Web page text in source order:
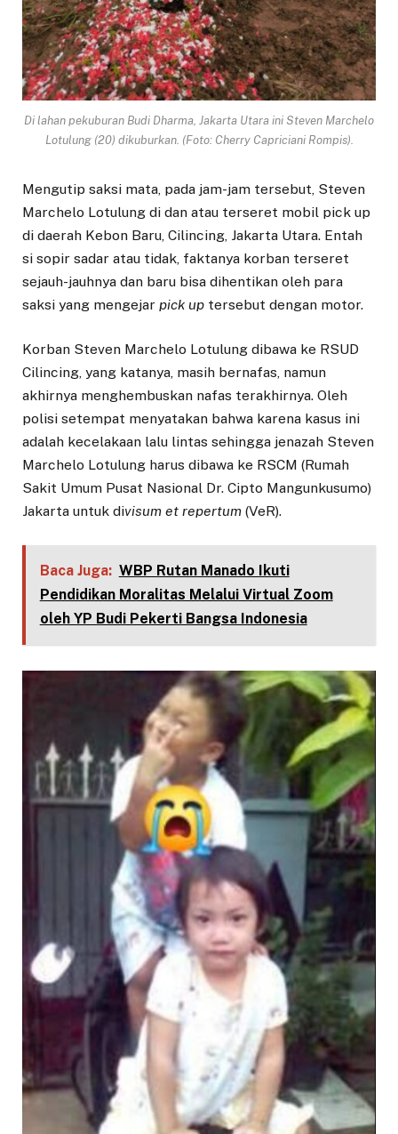
Di lahan pekuburan Budi Dharma, Jakarta Utara ini Steven Marchelo
Lotulung (20) dikuburkan. (Foto: Cherry Capriciani Rompis).
Mengutip saksi mata, pada jam-jam tersebut, Steven
Marchelo Lotulung di dan atau terseret mobil pick up
di daerah Kebon Baru, Cilincing, Jakarta Utara. Entah
si sopir sadar atau tidak, faktanya korban terseret
sejauh-jauhnya dan baru bisa dihentikan oleh para
saksi yang mengejar pick up tersebut dengan motor.
Korban Steven Marchelo Lotulung dibawa ke RSUD
Cilincing, yang katanya, masih bernafas, namun
akhirnya menghembuskan nafas terakhirnya. Oleh
polisi setempat menyatakan bahwa karena kasus ini
adalah kecelakaan lalu lintas sehingga jenazah Steven
Marchelo Lotulung harus dibawa ke RSCM (Rumah
Sakit Umum Pusat Nasional Dr. Cipto Mangunkusumo)
Jakarta untuk divisum et repertum (VeR).
Baca Juga: WBP Rutan Manado Ikuti
Pendidikan Moralitas Melalui Virtual Zoom
oleh YP Budi Pekerti Bangsa Indonesia